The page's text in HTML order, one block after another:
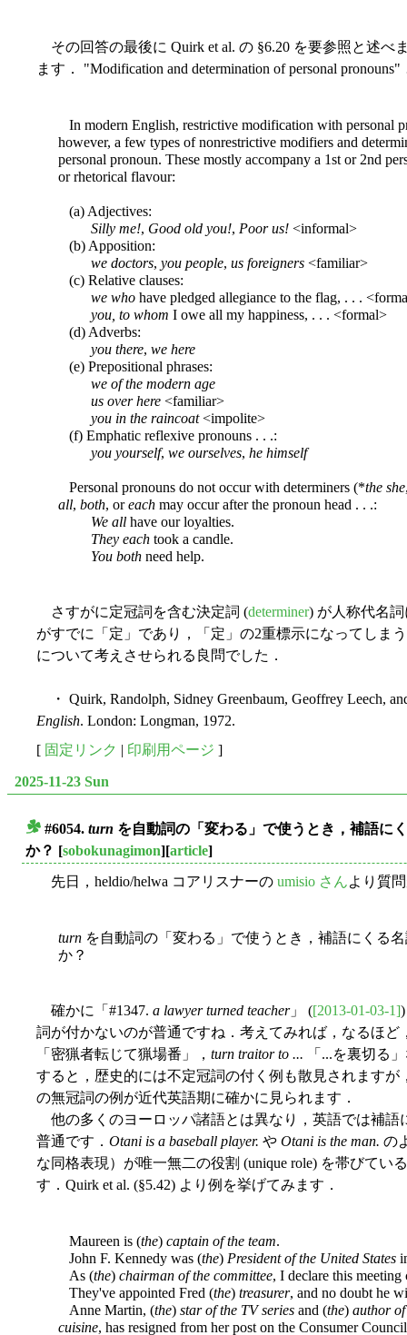
その回答の最後に Quirk et al. の §6.20 を要参照と述べ
ます． "Modification and determination of personal
In modern English, restrictive modification with personal
however, a few types of nonrestrictive modifiers and
personal pronoun. These mostly accompany a 1st or 2nd
or rhetorical flavour:
(a) Adjectives:
Silly me!, Good old you!, Poor us! <informal>
(b) Apposition:
we doctors, you people, us foreigners <familiar>
(c) Relative clauses:
we who have pledged allegiance to the flag, . . .
you, to whom I owe all my happiness, . . . <formal>
(d) Adverbs:
you there, we here
(e) Prepositional phrases:
we of the modern age
us over here <familiar>
you in the raincoat<impolite>
(f) Emphatic reflexive pronouns . . .:
you yourself, we ourselves, he himself
Personal pronouns do not occur with determiners (*the she
all, both, oreach may occur after the pronoun head . . .:
We all have our loyalties.
They each took a candle.
You both need help.
さすがに定冠詞を含む決定詞 (determiner) が人称代名
がすでに「定」であり，「定」の2重標示になってしま
について考えさせられる良問でした．
・ Quirk, Randolph, Sidney Greenbaum, Geoffrey Leech,
English. London: Longman, 1972.
[ 固定リンク 印刷用ページ ]
2025-11-23 Sun
#6054. turn を自動詞の「変わる」で使うとき，補語に
か？ [sobokunagimon][article]
先日，heldio/helwa コアリスナーの umisio さんより質
turn を自動詞の「変わる」で使うとき，補語にくる
か？
確かに「#1347. a lawyer turned teacher」 ([2013-01-03-1]
詞が付かないのが普通ですね．考えてみれば，なるほど
「密猟者転じて猟場番」， turn traitor to ... 「...を裏切る
すると，歴史的には不定冠詞の付く例も散見されますが
の無冠詞の例が近代英語期に確かに見られます．
他の多くのヨーロッパ諸語とは異なり，英語では補語
普通です． Otani is a baseball player. や Otani is the man. の
な同格表現）が唯一無二の役割 (unique role) を帯びてい
す．Quirk et al. (§5.42) より例を挙げてみます．
Maureen is (the) captain of the team.
John F. Kennedy was (the) President of the United States
As (the) chairman of the committee, I declare this meeting
They've appointed Fred (the) treasurer, and no doubt he
Anne Martin, (the) star of the TV series and (the) author
cuisine, has resigned from her post on the Consumer